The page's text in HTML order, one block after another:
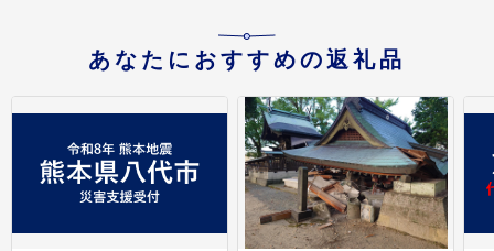
あなたにおすすめの返礼品